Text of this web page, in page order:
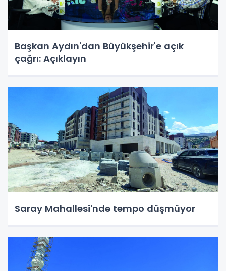
Başkan Aydın'dan Büyükşehir'e açık
çağrı: Açıklayın
Saray Mahallesi'nde tempo düşmüyor